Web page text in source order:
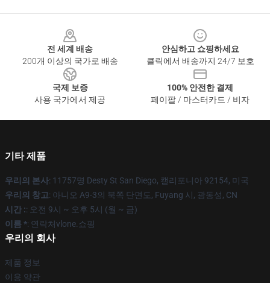
전 세계 배송
200개 이상의 국가로 배송
안심하고 쇼핑하세요
클릭에서 배송까지 24/7 보호
국제 보증
사용 국가에서 제공
100% 안전한 결제
페이팔 / 마스터카드 / 비자
기타 제품
우리의 본사: 11757명 Desty St San Diego, 캘리포니아 92154, 미국
우리의 창고: 아니오 A9-3의 북쪽 단면도, Fuyang 시, 광동성, CN
시간 :: 오전 9시 ~ 오후 5시 (월 ~ 금)
이름 *: 연락처vlone.쇼핑
우리의 회사
제품 정보
이용 약관